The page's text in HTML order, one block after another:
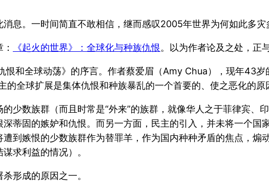
息。一时间简直不敢相信，继而感叹2005年世界为何如此多灾
《起火的世界》：全球化与种族仇恨。以为作者论及之处，正
和全球动荡》的序言。作者蔡爱眉（Amy Chua），现年43
全球扩展是集体仇恨和种族暴乱的一个首要的、使之恶化的原
少数族群（而且时常是“外来”的族群，就像华人之于菲律宾、
蒂固的嫉妒和仇恨。而另一方面，民主的引入，并未将一个国
到嫉恨的少数族群作为替罪羊，作为国内种种矛盾的焦点，煽
求利益的情况）。
形成的原因之一。